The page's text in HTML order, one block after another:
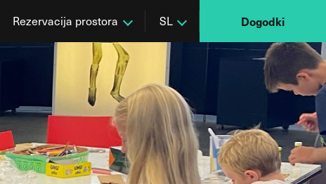
Rezervacija prostora SL Dogodki